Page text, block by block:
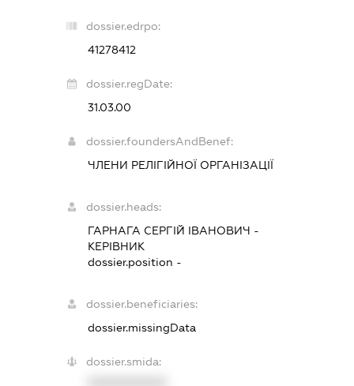
dossier.edrpo:
41278412
dossier.regDate:
31.03.00
dossier.foundersAndBenef:
ЧЛЕНИ РЕЛІГІЙНОЇ ОРГАНІЗАЦІЇ
dossier.heads:
ГАРНАГА СЕРГІЙ ІВАНОВИЧ -
КЕРІВНИК
dossier.position -
dossier.beneficiaries:
dossier.missingData
dossier.smida: